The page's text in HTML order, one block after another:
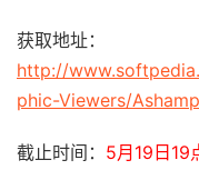
获取地址：
http://
phic-Viewers/
截止时间： 5月19日19